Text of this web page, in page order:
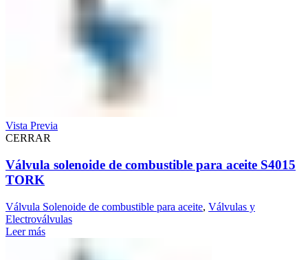
Vista Previa
CERRAR
Válvula solenoide de combustible para aceite S4015
TORK
Válvula Solenoide de combustible para aceite, Válvulas y
Electroválvulas
Leer más